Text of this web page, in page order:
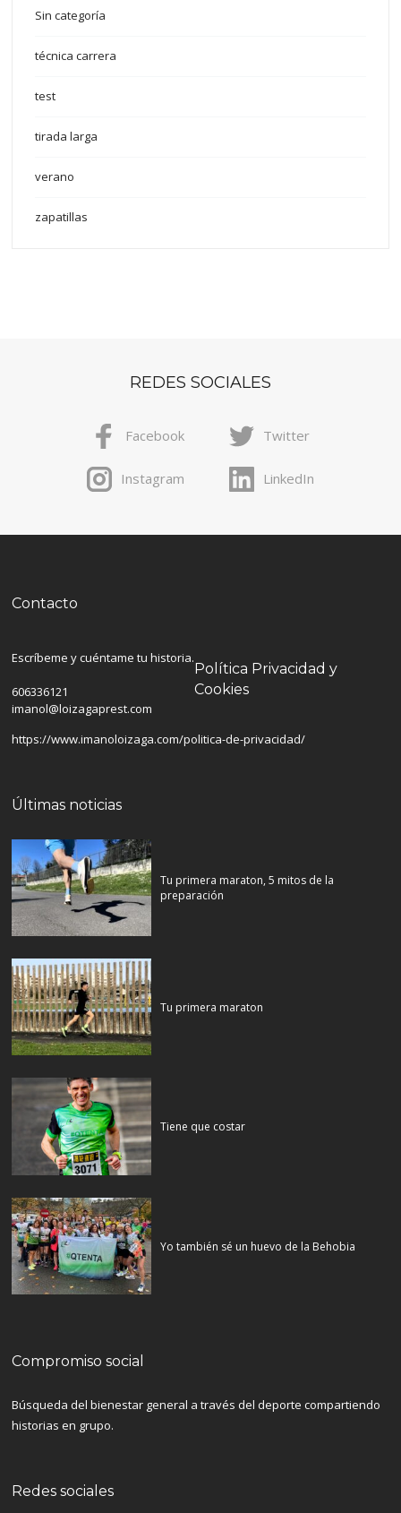
Sin categoría
técnica carrera
test
tirada larga
verano
zapatillas
REDES SOCIALES
Facebook Twitter
Instagram LinkedIn
Contacto
Escríbeme y cuéntame tu historia.
606336121
imanol@loizagaprest.com
Política Privacidad y
Cookies
https://www.imanoloizaga.com/politica-de-privacidad/
Últimas noticias
Tu primera maraton, 5 mitos de la
preparación
Tu primera maraton
Tiene que costar
Yo también sé un huevo de la Behobia
Compromiso social
Búsqueda del bienestar general a través del deporte compartiendo
historias en grupo.
Redes sociales